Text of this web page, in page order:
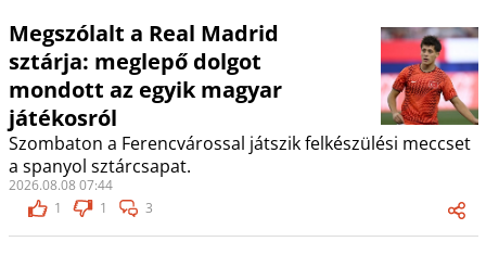
Megszólalt a Real Madrid
sztárja: meglepő dolgot
mondott az egyik magyar
játékosról
Szombaton a Ferencvárossal játszik felkészülési meccset
a spanyol sztárcsapat.
2026.08.08 07:44
1
1 3